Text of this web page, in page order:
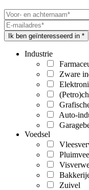
Ik ben geïnteresseerd in *
Industrie
Zware
Auto-
Voedsel
Zuivel